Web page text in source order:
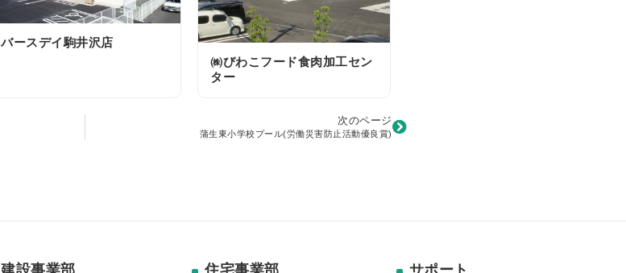
バースデイ駒井沢店
㈱びわこフード食肉加工セン
ター
次のページ
蒲生東小学校プール(労働災害防止活動優良賞)